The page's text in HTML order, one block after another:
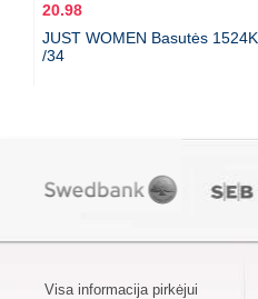
20.98
JUST WOMEN Basutės
/34
Visa informacija pirkėjui